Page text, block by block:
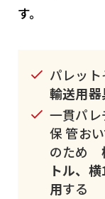
す。
パレッ
輸送用器
一貫パ
保 管お
のため
トル、
用する